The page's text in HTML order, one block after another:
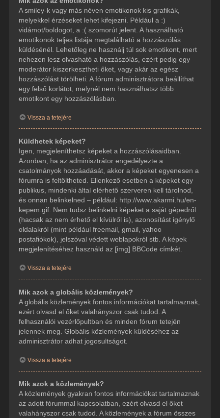
A smiley-k vagy más néven emotikonok kis grafikák,
melyekkel érzéseket lehet kifejezni. Például a :)
vidámot/boldogot, a :( szomorút jelent. A használható
emotikonok teljes listája megtalálható a hozzászólás
küldésénél. Lehetőleg ne használj túl sok emotikont, mert
nehezen lesz olvasható a hozzászólás, ezért pedig egy
moderátor kiszerkesztheti őket, vagy akár az egész
hozzászólást törölheti. A fórum adminisztrátora beállíthat
egy felső korlátot, melynél nem használhatsz több
emotikont egy hozzászólásban.
Vissza a tetejére
Küldhetek képeket?
Igen, megjeleníthetsz képeket a hozzászólásaidban.
Azonban, ha az adminisztrátor engedélyezte a
csatolmányok hozzáadását, akkor a képeket egyenesen a
fórumra is feltöltheted. Ellenkező esetben a képeket egy
publikus, mindenki által elérhető szerveren kell tárolnod,
és onnan belinkelned – például: http://www.akarmi.hu/en-
kepem.gif. Nem tudsz belinkelni képeket a saját gépedről
(hacsak az nem érhető el kívülről is), azonosítást igénylő
oldalakról (mint például freemail, gmail, yahoo
postafiókok), jelszóval védett weblapokról stb. A képek
megjelenítéséhez használd az [img] BBCode címkét.
Vissza a tetejére
Mik azok a globális közlemények?
A globális közlemények fontos információkat tartalmaznak,
ezért olvasd el őket valahányszor csak tudod. A
felhasználói vezérlőpultban és minden fórum tetején
jelennek meg. Globális közlemények küldéséhez az
adminisztrátor adhat jogosultságot.
Vissza a tetejére
Mik azok a közlemények?
A közlemények gyakran fontos információkat tartalmaznak
az adott fórummal kapcsolatban, ezért olvasd el őket
valahányszor csak tudod. A közlemények a fórum összes